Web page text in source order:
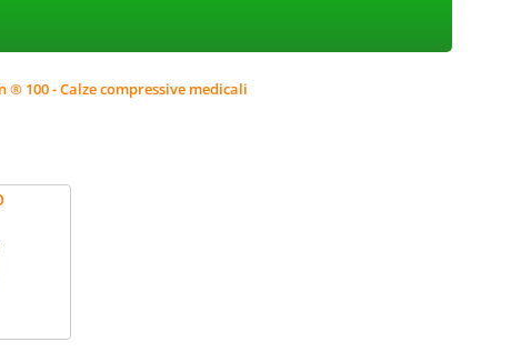
E-mail:
® 100 - Calze compressive medicali